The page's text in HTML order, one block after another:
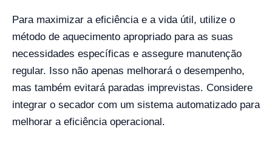
Para maximizar a eficiência e a vida útil, utilize o
método de aquecimento apropriado para as suas
necessidades específicas e assegure manutenção
regular. Isso não apenas melhorará o desempenho,
mas também evitará paradas imprevistas. Considere
integrar o secador com um sistema automatizado para
melhorar a eficiência operacional.